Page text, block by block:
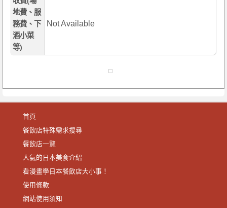
地費、服
務費、下
酒小菜
等)
Not Available
首頁
餐飲店特殊需求搜尋
餐飲店一覽
人氣的日本美食介紹
看漫畫學日本餐飲店大小事！
使用條款
網站使用須知